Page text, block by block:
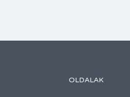
OLDALAK